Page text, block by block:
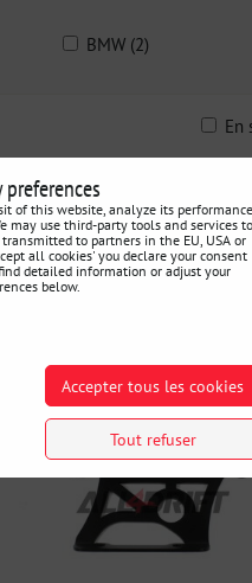
BMW (2)
En
BMW E9x Renfort de
renfort de support de différentiel
preferences
of this website, analyze its performance
may use third-party tools and services to
to partners in the EU, USA or
all cookies' you declare your consent
detailed information or adjust your
below.
Accepter tous les cookies
Tout refuser